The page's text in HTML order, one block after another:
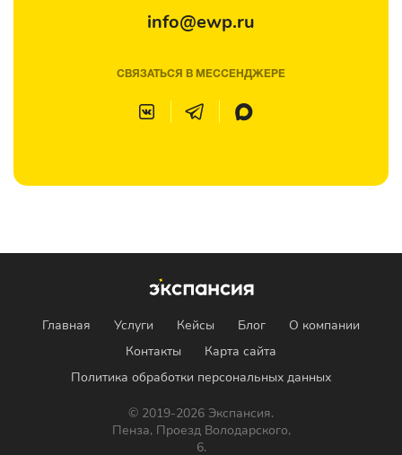
info@ewp.ru
СВЯЗАТЬСЯ В МЕССЕНДЖЕРЕ
Главная Услуги Кейсы Блог
О компании
Контакты
Карта сайта
Политика обработки персональных данных
© 2019-2026 Экспансия.
Пенза, Проезд Володарского,
6.